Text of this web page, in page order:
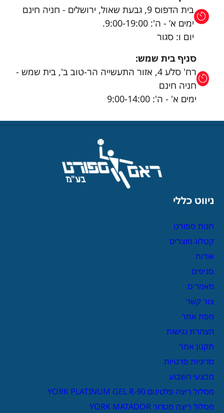
בית הדפוס 9, גבעת שאול, ירושלים - חניה חינם
ימים א’ - ה': 9:00-19:00.
יום ו: סגור
סניף בית שמש:
רח' סלע 4, אזור התעשייה הר-טוב ב', בית שמש -
חניה חינם
ימים א' - ה': 9:00-14:00
ניווט כללי
חנות ספורט
קטלוג מוצרים
אודות
סניפים
מאמרים
צור קשר
מפת אתר
הצהרת נגישות
תקנון אתר
מדיניות פרטיות
מבצעי השבוע
מסלול ריצה פלטינום YORK PLATINUM GEL R-90
מסלול ריצה מטדור YORK MATADOR